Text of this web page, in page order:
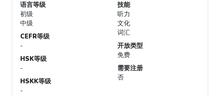
语言等级
初级
中级
CEFR等级
-
HSK等级
-
HSKK等级
-
技能
听力
文化
词汇
开放类型
免费
需要注册
否